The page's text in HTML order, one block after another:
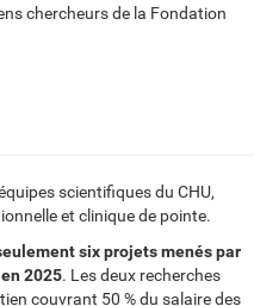
chercheurs de la Fondation
scientifiques du CHU,
et clinique de pointe.
six projets menés par
2025. Les deux recherches
couvrant 50 % du salaire des